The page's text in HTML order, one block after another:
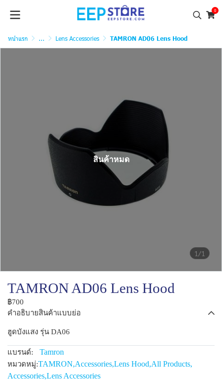
0
หน้าแรก ... Lens Accessories TAMRON AD06 Lens Hood
1/1
สินค้าหมด
TAMRON AD06 Lens Hood
฿700
คำอธิบายสินค้าแบบย่อ
ฮูดบังแสง รุ่น DA06
แบรนด์: Tamron
หมวดหมู่:TAMRON,Accessories,Lens Hood,All Products,
Accessories,Lens Accessories